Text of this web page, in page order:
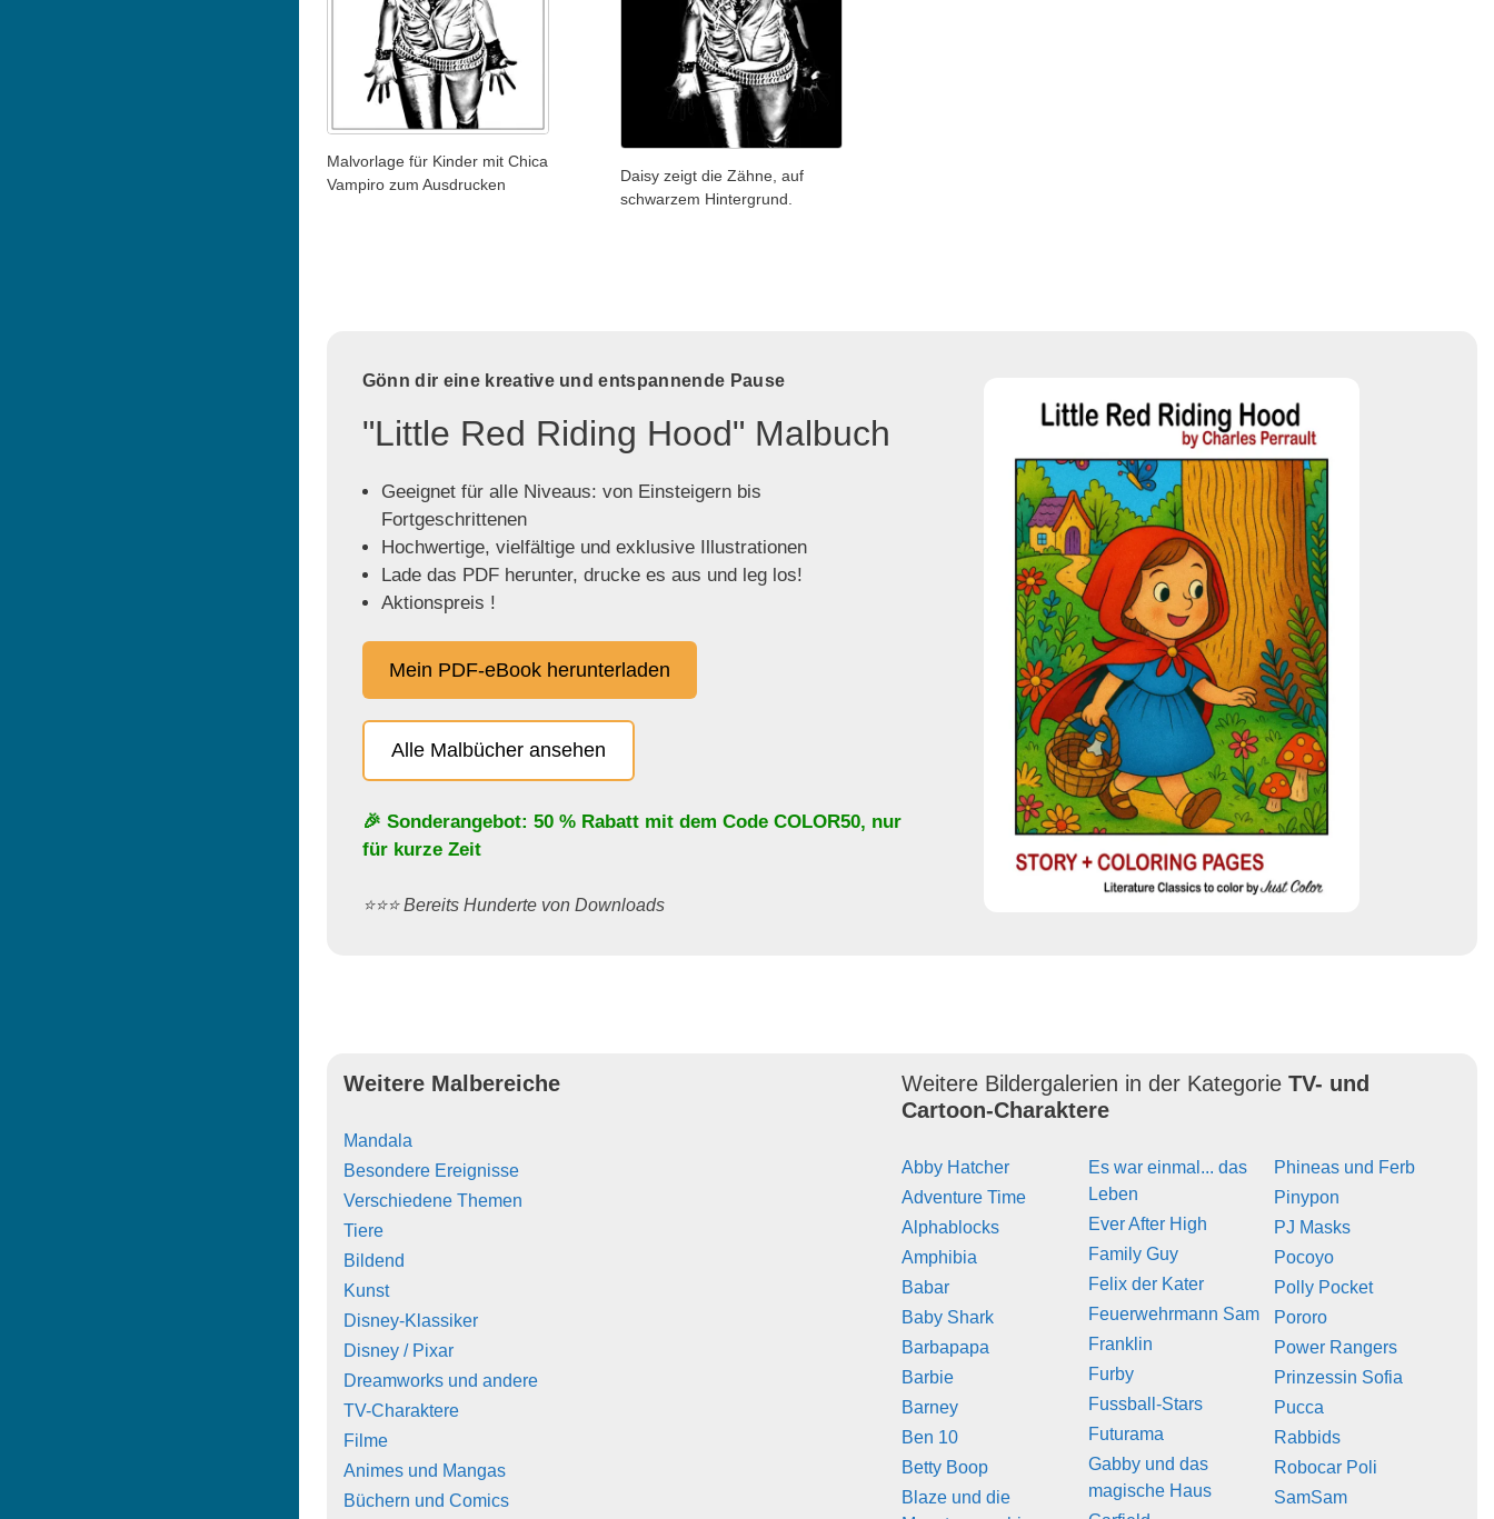
Malvorlage für Kinder mit Chica
Vampiro zum Ausdrucken
Daisy zeigt die Zähne, auf
schwarzem Hintergrund.
Gönn dir eine kreative und entspannende Pause
"Little Red Riding Hood" Malbuch
Geeignet für alle Niveaus: von Einsteigern bis
Fortgeschrittenen
Hochwertige, vielfältige und exklusive Illustrationen
Lade das PDF herunter, drucke es aus und leg los!
Aktionspreis !
Mein PDF-eBook herunterladen
Alle Malbücher ansehen
🎉 Sonderangebot: 50 % Rabatt mit dem Code COLOR50, nur
für kurze Zeit
⭐️⭐️⭐️ Bereits Hunderte von Downloads
Weitere Malbereiche
Mandala
Besondere Ereignisse
Verschiedene Themen
Tiere
Bildend
Kunst
Disney-Klassiker
Disney / Pixar
Dreamworks und andere
TV-Charaktere
Filme
Animes und Mangas
Büchern und Comics
Weitere Bildergalerien in der KategorieTV- und
Cartoon-Charaktere
Abby Hatcher
Adventure Time
Alphablocks
Amphibia
Babar
Baby Shark
Barbapapa
Barbie
Barney
Ben 10
Betty Boop
Blaze und die
Es war einmal... das
Leben
Ever After High
Family Guy
Felix der Kater
Feuerwehrmann Sam
Franklin
Furby
Fussball-Stars
Futurama
Gabby und das
magische Haus
Phineas und Ferb
Pinypon
PJ Masks
Pocoyo
Polly Pocket
Pororo
Power Rangers
Prinzessin Sofia
Pucca
Rabbids
Robocar Poli
SamSam